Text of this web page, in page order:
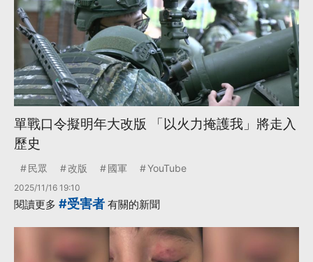
單戰口令擬明年大改版 「以火力掩護我」將走入
歷史
民眾 改版 國軍 YouTube
2025/11/16 19:10
閱讀更多 #受害者 有關的新聞